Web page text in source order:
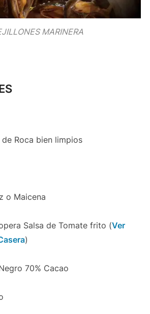
MARINERA
Roca bien limpios
o Maicena
Salsa de Tomate frito (Ver
)
70% Cacao